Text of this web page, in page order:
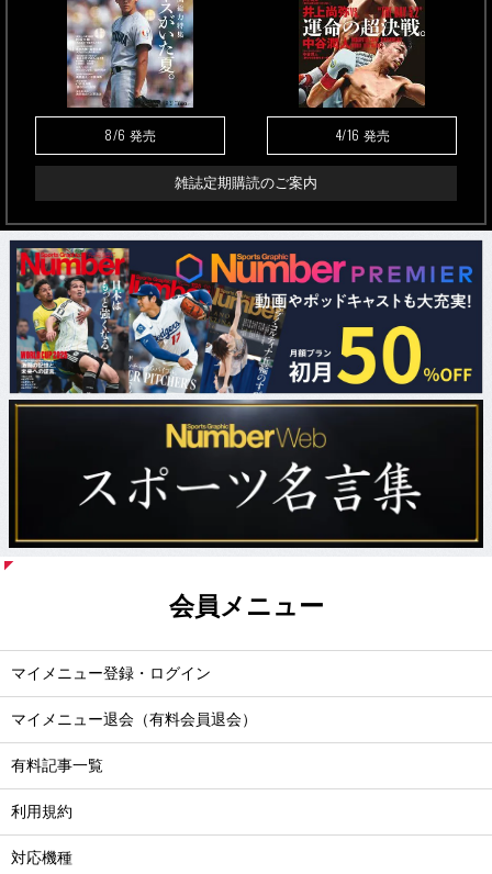
8/6 発売 4/16 発売
雑誌定期購読のご案内
会員メニュー
マイメニュー登録・ログイン
マイメニュー退会（有料会員退会）
有料記事一覧
利用規約
対応機種